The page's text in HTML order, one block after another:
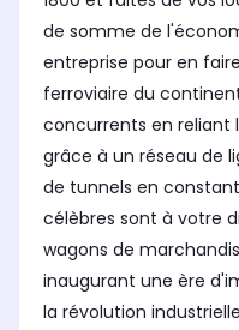
de somme de
entreprise pour en
ferroviaire du
concurrents en reliant
grâce à un réseau de
de tunnels en
célèbres sont à votre
wagons de
inaugurant une ère
la révolution